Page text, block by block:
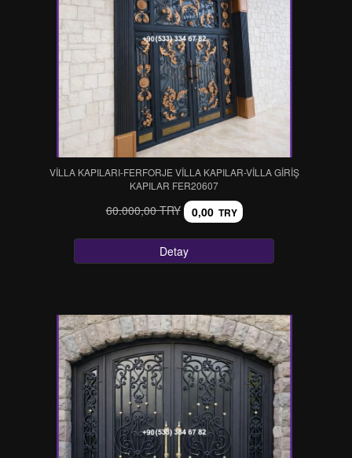
VİLLA KAPILARI-FERFORJE VİLLA KAPILAR-VİLLA GİRİŞ
KAPILAR FER20607
60.000,00 TRY 0,00 TRY
Detay